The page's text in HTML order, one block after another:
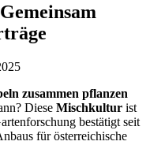
zusammen pflanzen
Diese Mischkultur ist
bestätigt seit
für österreichische